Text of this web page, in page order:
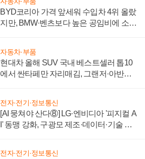
BYD코리아 가격 앞세워 수입차 4위 올랐
지만, BMW·벤츠보다 높은 공임비에 소비
자동차·부품
현대차 올해 SUV 국내 베스트셀러 톱10
에서 싼타페만 자리매김, 그랜저·아반떼
전자·전기·정보통신
[AI 뭉쳐야 산다⑧] LG·엔비디아 '피지컬 A
I' 동맹 강화, 구광모 제조·데이터·기술 결
전자·전기·정보통신